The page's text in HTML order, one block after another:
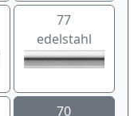
77
edelstahl
70